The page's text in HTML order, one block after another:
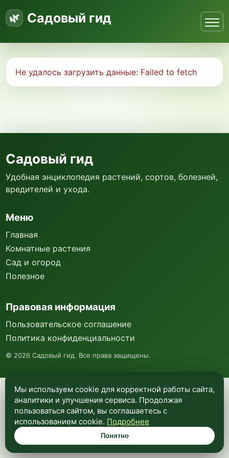
Садовый гид
Не удалось загрузить данные: Failed to fetch
Мы используем куки и Яндекс Метрику для
анализа посещаемости и улучшения работы
сайта. Подробнее —в политике
конфиденциальности.
Понятно
Садовый гид
Удобная энциклопедия растений, сортов, болезней,
вредителей и ухода.
Меню
Главная
Комнатные растения
Сад и огород
Полезное
Правовая информация
Пользовательское соглашение
Политика конфиденциальности
© 2026 Садовый гид. Все права защищены.
Мы используем cookie для корректной работы сайта,
аналитики и улучшения сервиса. Продолжая
пользоваться сайтом, вы соглашаетесь с
использованием cookie. Подробнее
Понятно